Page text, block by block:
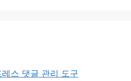
레스 댓글 관리 도구